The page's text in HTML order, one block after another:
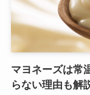
マヨネーズは常
らない理由も解